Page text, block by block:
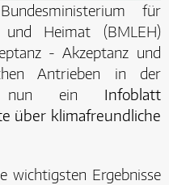
für
und Heimat (BMLEH)
- Akzeptanz und
Antrieben in der
nun ein
Infoblatt
über klimafreundliche
wichtigsten Ergebnisse